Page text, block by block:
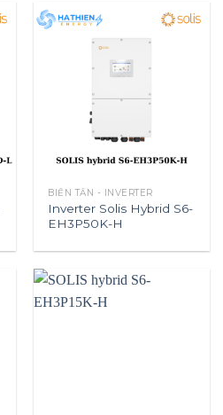
BIẾN TẦN - INVERTER
Inverter Solis Hybrid S6-
EH3P50K-H